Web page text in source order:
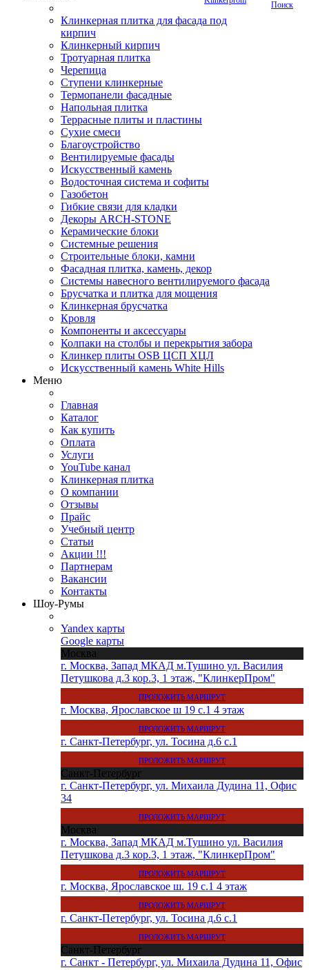
Поиск
Клинкерная плитка для фасада под
кирпич
Клинкерный кирпич
Тротуарная плитка
Черепица
Ступени клинкерные
Термопанели фасадные
Напольная плитка
Террасные плиты и пластины
Сухие смеси
Благоустройство
Вентилируемые фасады
Искусственный камень
Водосточная система и софиты
Газобетон
Гибкие связи для кладки
Декоры ARCH-STONE
Керамические блоки
Системные решения
Строительные блоки, камни
Фасадная плитка, камень, декор
Системы навесного вентилируемого фасада
Брусчатка и плитка для мощения
Клинкерная брусчатка
Кровля
Компоненты и аксессуары
Колпаки на столбы и перекрытия забора
Клинкер плиты OSB ЦСП ХЦЛ
Искусственный камень White Hills
Меню
Главная
Каталог
Как купить
Оплата
Услуги
YouTube канал
Клинкерная плитка
О компании
Отзывы
Прайс
Учебный центр
Статьи
Акции !!!
Партнерам
Вакансии
Контакты
Шоу-Румы
Yandex карты
Google карты
Москва
г. Москва, Запад МКАД м.Тушино ул. Василия
Петушкова д.3 кор.3, 1 этаж, "КлинкерПром"
ПРОЛОЖИТЬ МАРШРУТ
г. Москва, Ярославское ш 19 с.1 4 этаж
ПРОЛОЖИТЬ МАРШРУТ
г. Санкт-Петербург, ул. Тосина д.6 с.1
ПРОЛОЖИТЬ МАРШРУТ
Санкт-Петербург
г. Санкт-Петербург, ул. Михаила Дудина 11, Офис
34
ПРОЛОЖИТЬ МАРШРУТ
Москва
г. Москва, Запад МКАД м.Тушино ул. Василия
Петушкова д.3 кор.3, 1 этаж, "КлинкерПром"
ПРОЛОЖИТЬ МАРШРУТ
г. Москва, Ярославское ш. 19 с.1 4 этаж
ПРОЛОЖИТЬ МАРШРУТ
г. Санкт-Петербург, ул. Тосина д.6 с.1
ПРОЛОЖИТЬ МАРШРУТ
Санкт-Петербург
г. Санкт - Петербург, ул. Михаила Дудина 11, Офис